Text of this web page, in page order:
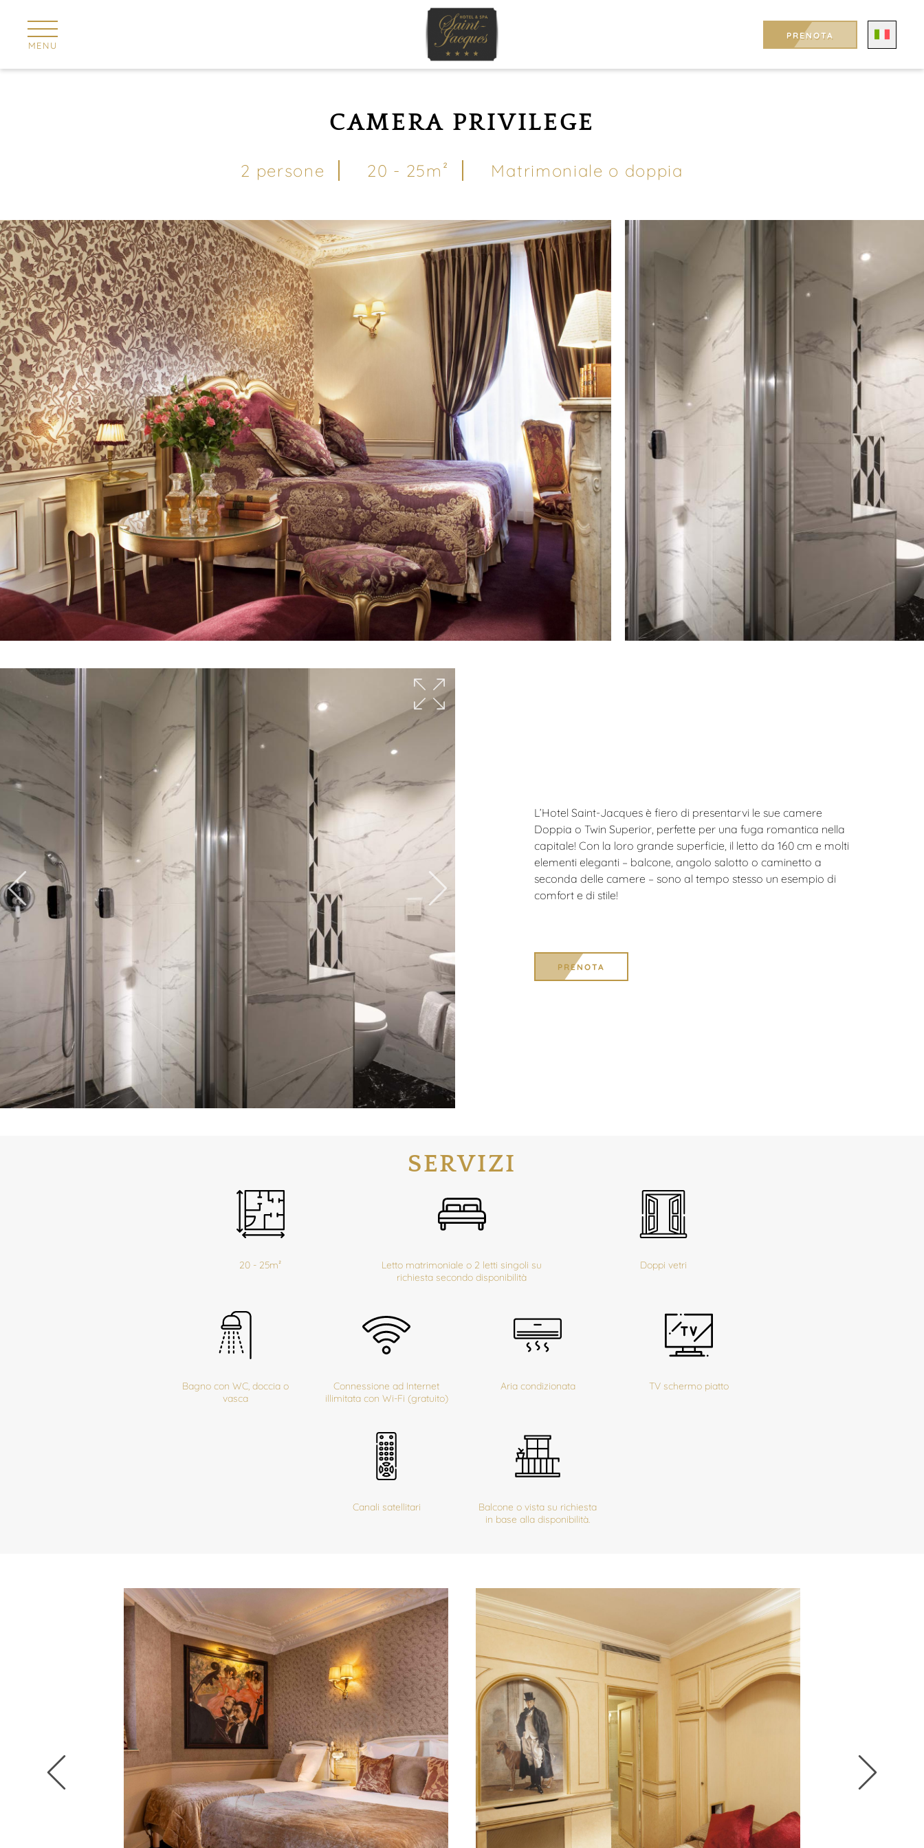
MENU
PRENOTA
CAMERA PRIVILEGE
2 persone 20 - 25m² Matrimoniale o doppia
L’Hotel Saint-Jacques è fiero di presentarvi le sue camere
Doppia o Twin Superior, perfette per una fuga romantica nella
capitale! Con la loro grande superficie, il letto da 160 cm e molti
elementi eleganti – balcone, angolo salotto o caminetto a
seconda delle camere – sono al tempo stesso un esempio di
comfort e di stile!
PRENOTA
SERVIZI
20 - 25m²
Letto matrimoniale o 2 letti singoli su
richiesta secondo disponibilità
Doppi vetri
Bagno con WC, doccia o
vasca
Connessione ad Internet
illimitata con Wi-Fi (gratuito)
Aria condizionata TV schermo piatto
Canali satellitari
Balcone o vista su richiesta
in base alla disponibilità.